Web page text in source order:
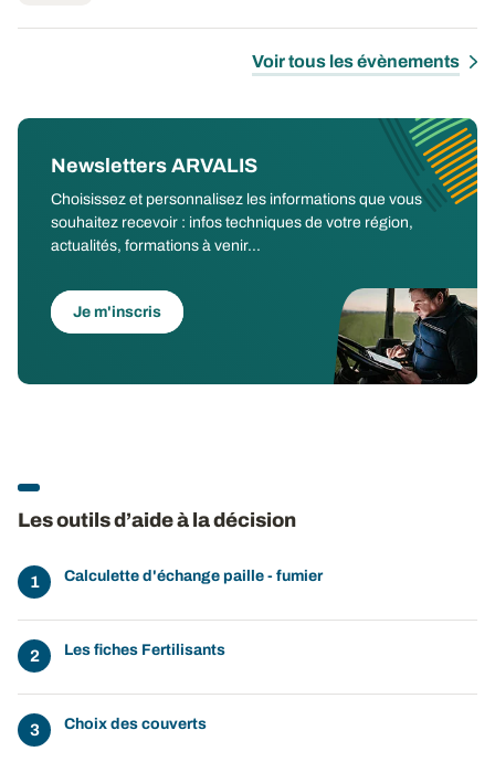
Voir tous les évènements
Newsletters ARVALIS
Choisissez et personnalisez les informations que vous
souhaitez recevoir : infos techniques de votre région,
actualités, formations à venir...
Je m'inscris
Les outils d’aide à la décision
Calculette d'échange paille - fumier
Les fiches Fertilisants
Choix des couverts